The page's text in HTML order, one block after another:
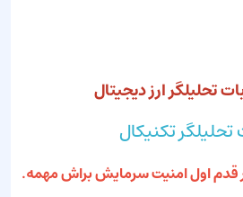
تحلیلگر ارز دیجیتال
قدم اول امنیت سرمایش براش مهمه.